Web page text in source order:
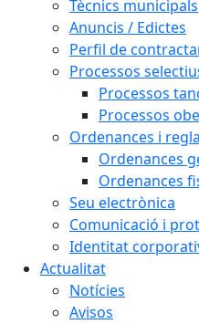
Tècnics municipals
Anuncis / Edictes
Perfil de
Processos
Processos
Processos
Ordenances i
Ordenances
Ordenances
Seu electrònica
Comunicació i
Identitat
Actualitat
Notícies
Avisos